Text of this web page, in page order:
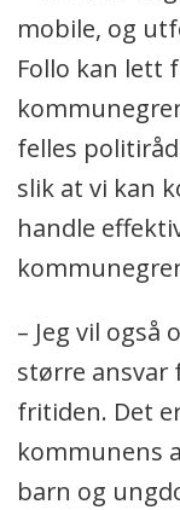
mobile, og
Follo kan lett
felles
slik at vi kan
handle
– Jeg vil
større ansvar
fritiden. Det
kommunens
barn og